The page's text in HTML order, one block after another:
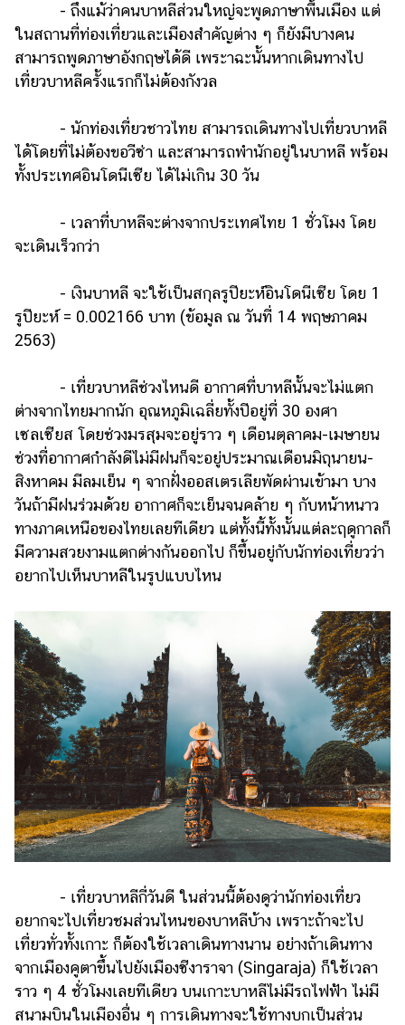
- ถึงแม้ว่าคนบาหลีส่วนใหญ่จะพูดภาษาพื้นเมือง แต่
ในสถานที่ท่องเที่ยวและเมืองสำคัญต่าง ๆ ก็ยังมีบางคน
สามารถพูดภาษาอังกฤษได้ดี เพระาฉะนั้นหากเดินทางไป
เที่ยวบาหลีครั้งแรกก็ไม่ต้องกังวล
- นักท่องเที่ยวชาวไทย สามารถเดินทางไปเที่ยวบาหลี
ได้โดยที่ไม่ต้องขอวีซ่า และสามารถพำนักอยู่ในบาหลี พร้อม
ทั้งประเทศอินโดนีเซีย ได้ไม่เกิน 30 วัน
- เวลาที่บาหลีจะต่างจากประเทศไทย 1 ชั่วโมง โดย
จะเดินเร็วกว่า
- เงินบาหลี จะใช้เป็นสกุลรูปียะห์อินโดนีเซีย โดย 1
รูปียะห์ = 0.002166 บาท (ข้อมูล ณ วันที่ 14 พฤษภาคม
2563)
- เที่ยวบาหลีช่วงไหนดี อากาศที่บาหลีนั้นจะไม่แตก
ต่างจากไทยมากนัก อุณหภูมิเฉลี่ยทั้งปีอยู่ที่ 30 องศา
เซลเซียส โดยช่วงมรสุมจะอยู่ราว ๆ เดือนตุลาคม-เมษายน
ช่วงที่อากาศกำลังดีไม่มีฝนก็จะอยู่ประมาณเดือนมิถุนายน-
สิงหาคม มีลมเย็น ๆ จากฝั่งออสเตรเลียพัดผ่านเข้ามา บาง
วันถ้ามีฝนร่วมด้วย อากาศก็จะเย็นจนคล้าย ๆ กับหน้าหนาว
ทางภาคเหนือของไทยเลยทีเดียว แต่ทั้งนี้ทั้งนั้นแต่ละฤดูกาลก็
มีความสวยงามแตกต่างกันออกไป ก็ขึ้นอยู่กับนักท่องเที่ยวว่า
อยากไปเห็นบาหลีในรูปแบบไหน
- เที่ยวบาหลีกี่วันดี ในส่วนนี้ต้องดูว่านักท่องเที่ยว
อยากจะไปเที่ยวชมส่วนไหนของบาหลีบ้าง เพราะถ้าจะไป
เที่ยวทั่วทั้งเกาะ ก็ต้องใช้เวลาเดินทางนาน อย่างถ้าเดินทาง
จากเมืองคูตาขึ้นไปยังเมืองซีงาราจา (Singaraja) ก็ใช้เวลา
ราว ๆ 4 ชั่วโมงเลยทีเดียว บนเกาะบาหลีไม่มีรถไฟฟ้า ไม่มี
สนามบินในเมืองอื่น ๆ การเดินทางจะใช้ทางบกเป็นส่วน